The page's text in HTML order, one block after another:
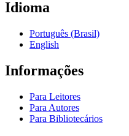
Idioma
Português (Brasil)
English
Informações
Para Leitores
Para Autores
Para Bibliotecários